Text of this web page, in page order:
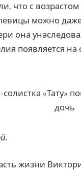
что с
можно
она
появляется на
жизни